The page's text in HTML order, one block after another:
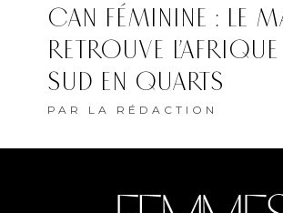
CAN FÉMININE : LE
RETROUVE
SUD EN QUARTS
PAR LA RÉDACTION